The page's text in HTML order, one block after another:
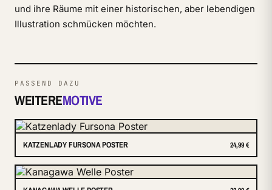
und ihre Räume mit einer historischen, aber lebendigen
Illustration schmücken möchten.
PASSEND DAZU
WEITEREMOTIVE
KATZENLADY FURSONA POSTER 24,99 €